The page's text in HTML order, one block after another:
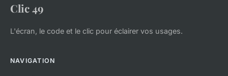
Clic 49
L'écran, le code et le clic pour éclairer vos usages.
NAVIGATION